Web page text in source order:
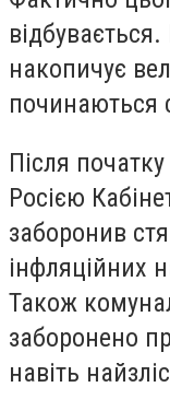
накопичує
починаються
Після
Росією
заборонив
інфляційних
Також
заборонено
навіть